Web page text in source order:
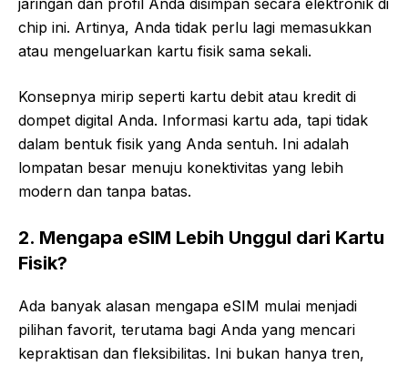
chip ini. Artinya, Anda tidak perlu lagi memasukkan
atau mengeluarkan kartu fisik sama sekali.
Konsepnya mirip seperti kartu debit atau kredit di
dompet digital Anda. Informasi kartu ada, tapi tidak
dalam bentuk fisik yang Anda sentuh. Ini adalah
lompatan besar menuju konektivitas yang lebih
modern dan tanpa batas.
2. Mengapa eSIM Lebih Unggul dari Kartu
Fisik?
Ada banyak alasan mengapa eSIM mulai menjadi
pilihan favorit, terutama bagi Anda yang mencari
kepraktisan dan fleksibilitas. Ini bukan hanya tren,